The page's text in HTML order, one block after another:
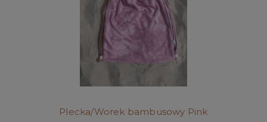
Plecka/Worek bambusowy Pink